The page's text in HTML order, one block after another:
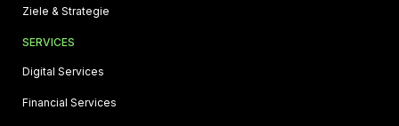
Ziele & Strategie
SERVICES
Digital Services
Financial Services